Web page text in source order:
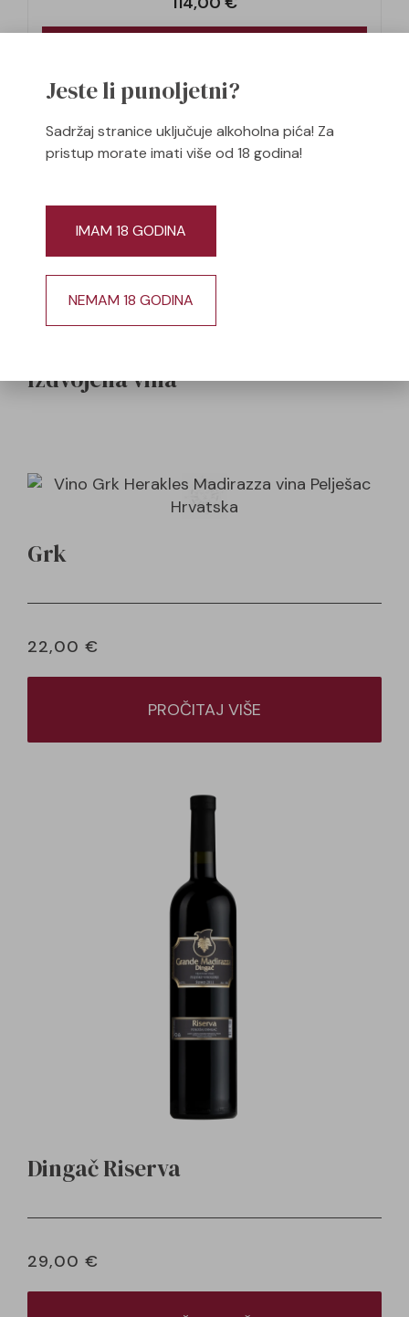
Rakija Loza Barrique 0.2 L - Madirazza
ODABERI OPCIJE
Izdvojena vina
Grk
22,00 €
PROČITAJ VIŠE
Dingač Riserva
29,00 €
Jeste li punoljetni?
Sadržaj stranice uključuje alkoholna pića! Za
pristup morate imati više od 18 godina!
IMAM 18 GODINA
NEMAM 18 GODINA